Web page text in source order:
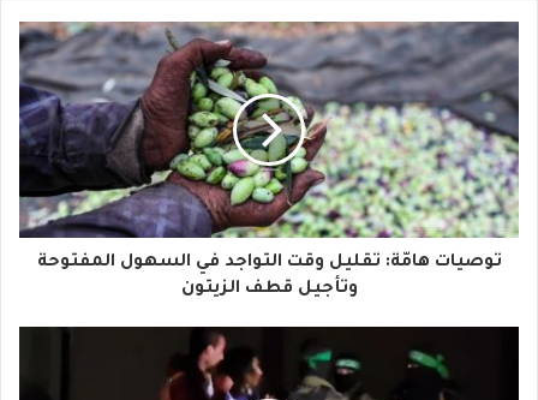
ب
ي
د
ك
ا
إ
توصيات هامّة: تقليل وقت التواجد في السهول المفتوحة
وتأجيل قطف الزيتون